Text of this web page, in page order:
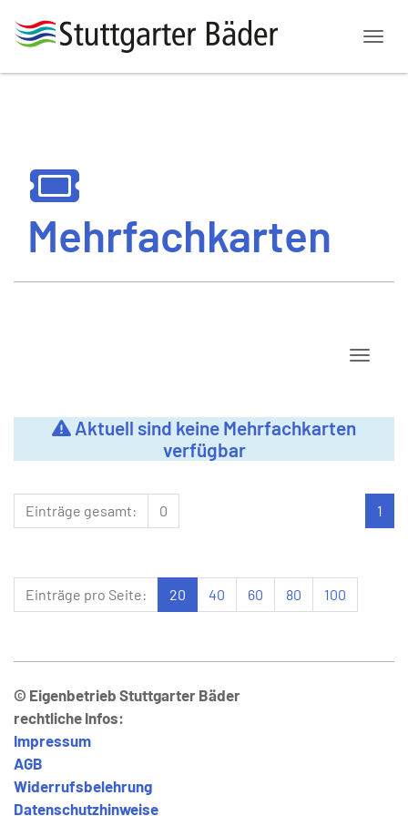
Mehrfachkarten
Aktuell sind keine Mehrfachkarten
verfügbar
1
Einträge gesamt: 0
Einträge pro Seite: 20 40 60 80 100
© Eigenbetrieb Stuttgarter Bäder
rechtliche Infos:
Impressum
AGB
Widerrufsbelehrung
Datenschutzhinweise